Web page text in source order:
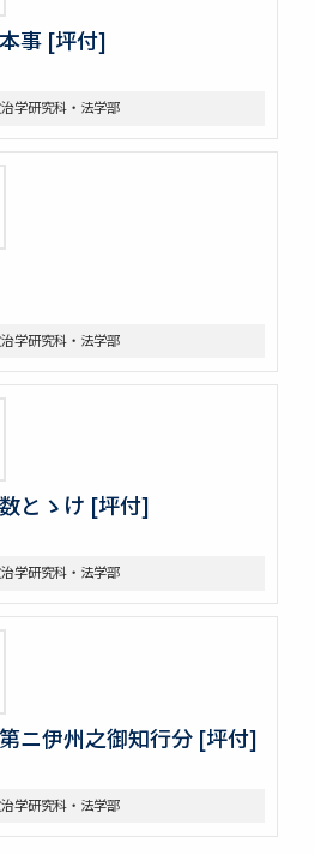
群
被仰渡候書付
要
衛門家文書
事 [坪付]
学研究科・法学部
学研究科・法学部
とゝけ [坪付]
学研究科・法学部
伊州之御知行分 [坪付]
学研究科・法学部